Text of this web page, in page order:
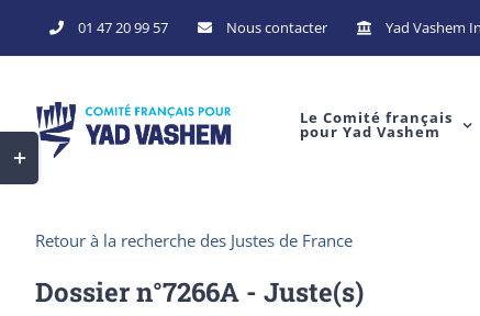
to
01 47 20 99 57 Nous contacter Yad Vashem
Le Comité français
pour Yad Vashem
Retour à la recherche des Justes de France
Dossier n°7266A - Juste(s)
Toggle
Sliding